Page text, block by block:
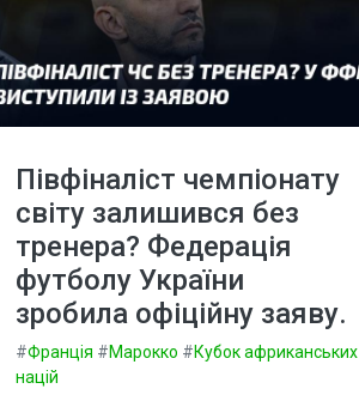
Півфіналіст чемпіонату
світу залишився без
тренера? Федерація
футболу України
зробила офіційну заяву.
#Франція #Марокко #Кубок африканських
націй